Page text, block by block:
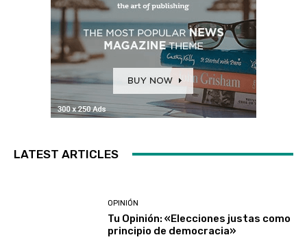
LATEST ARTICLES
OPINIÓN
Tu Opinión: «Elecciones justas como
principio de democracia»